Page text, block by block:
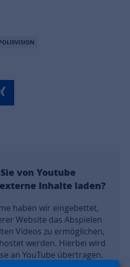
von Youtube
Inhalte laden?
haben wir eingebettet,
Website das Abspielen
Videos zu ermöglichen,
werden. Hierbei wird
an YouTube übertragen.